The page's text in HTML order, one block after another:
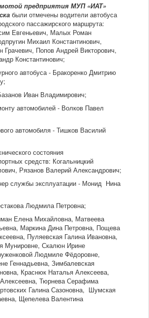
предприятия МУП «ИАТ»
были отмечены водители автобуса
пассажирского маршрута:
Евгеньевич, Малых Роман
Михаил Константинович,
Грачевич, Попов Андрей Викторович,
Константинович;
автобуса - Бракоренко Дмитрию
Иван Владимирович;
автомобилей - Волков Павел
автомобиля - Тишков Василий
состояния
средств: Когальницкий
Рязанов Валерий Александрович;
службы эксплуатации - Монид Нина
Людмила Петровна;
Елена Михайловна, Матвеева
Маркина Дина Петровна, Пощева
Пуляевская Галина Ивановна,
Мунировне, Скалюн Ирине
Людмиле Фёдоровне,
Геннадьевна, Зимбалевская
Краснюк Наталья Алексеева,
Тюрнева Серафима
Галина Сазоновна, Шумская
Щепелева Валентина